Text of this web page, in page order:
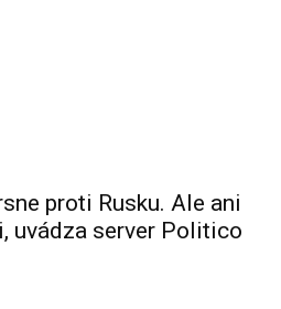
proti Rusku. Ale ani
uvádza server Politico